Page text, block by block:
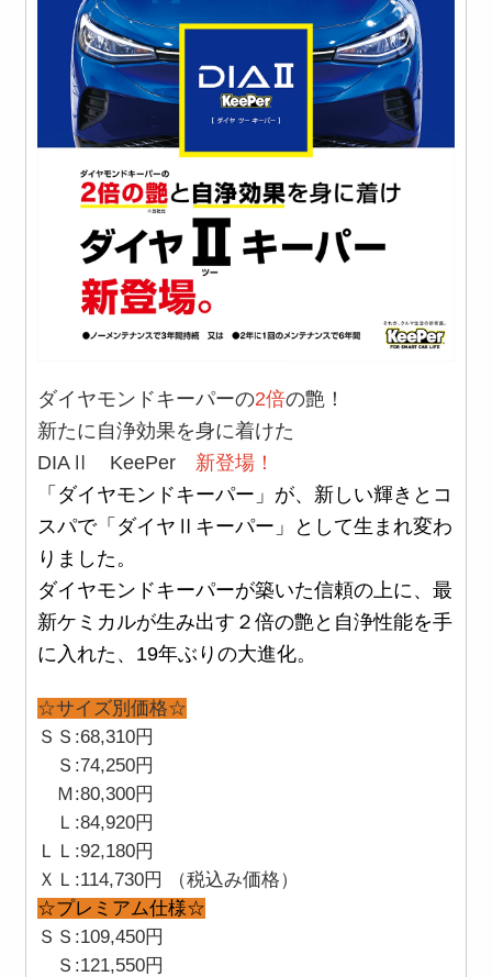
ダイヤモンドキーパーの2倍の艶！
新たに自浄効果を身に着けた
DIAⅡ KeePer 新登場！
「ダイヤモンドキーパー」が、新しい輝きとコ
スパで「ダイヤⅡキーパー」として生まれ変わ
りました。
ダイヤモンドキーパーが築いた信頼の上に、最
新ケミカルが生み出す２倍の艶と自浄性能を手
に入れた、19年ぶりの大進化。
☆サイズ別価格☆
ＳＳ:68,310円
Ｓ:74,250円
Ｍ:80,300円
Ｌ:84,920円
ＬＬ:92,180円
ＸＬ:114,730円 （税込み価格）
☆プレミアム仕様☆
ＳＳ:109,450円
Ｓ:121,550円